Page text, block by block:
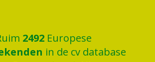
2500 Europese
in de cv database